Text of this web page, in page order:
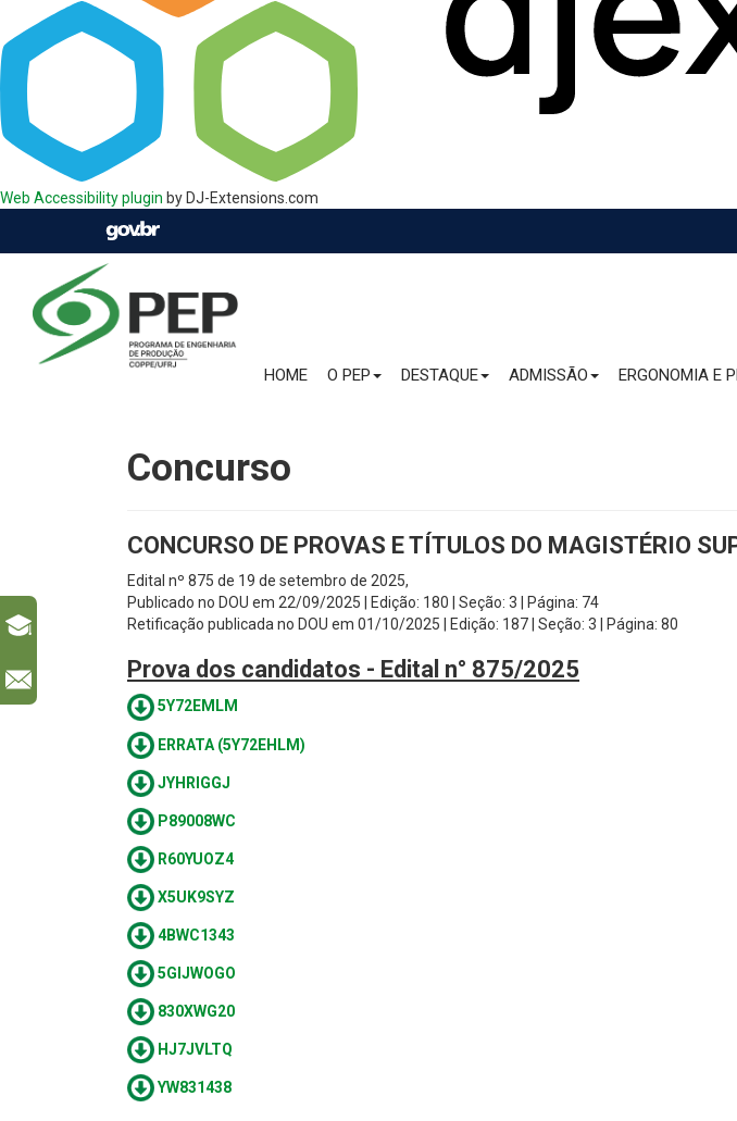
Web Accessibility plugin by DJ-Extensions.com
HOME O PEP DESTAQUE ADMISSÃO ERGONOMIA E
Concurso
CONCURSO DE PROVAS E TÍTULOS DO MAGISTÉRIO
Edital nº 875 de 19 de setembro de 2025,
Publicado no DOU em 22/09/2025 | Edição: 180 | Seção: 3 | Página: 74
Retificação publicada no DOU em 01/10/2025 | Edição: 187 | Seção: 3 | Página: 80
Prova dos candidatos - Edital n° 875/2025
5Y72EMLM
ERRATA (5Y72EHLM)
JYHRIGGJ
P89008WC
R60YUOZ4
X5UK9SYZ
4BWC1343
5GIJWOGO
830XWG20
HJ7JVLTQ
YW831438